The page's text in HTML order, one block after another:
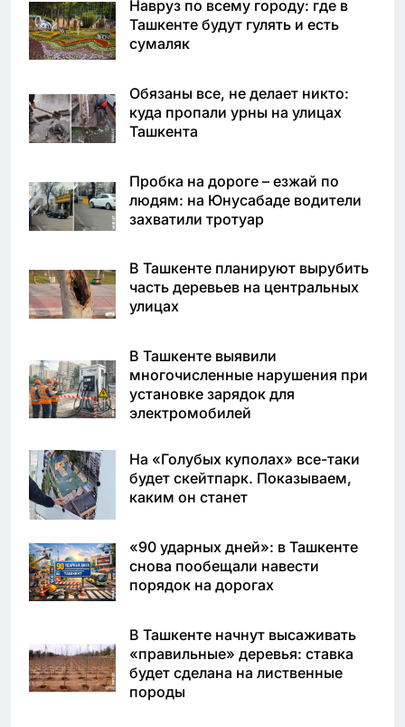
Навруз по всему городу: где в
Ташкенте будут гулять и есть
сумаляк
Обязаны все, не делает никто:
куда пропали урны на улицах
Ташкента
Пробка на дороге – езжай по
людям: на Юнусабаде водители
захватили тротуар
В Ташкенте планируют вырубить
часть деревьев на центральных
улицах
В Ташкенте выявили
многочисленные нарушения при
установке зарядок для
электромобилей
На «Голубых куполах» все-таки
будет скейтпарк. Показываем,
каким он станет
«90 ударных дней»: в Ташкенте
снова пообещали навести
порядок на дорогах
В Ташкенте начнут высаживать
«правильные» деревья: ставка
будет сделана на лиственные
породы